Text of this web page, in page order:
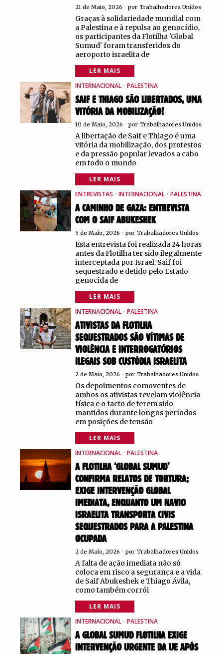
21 de Maio, 2026 por Trabalhadores Unidos
Graças à solidariedade mundial com
a Palestina e à repulsa ao genocídio,
os participantes da Flotilha 'Global
Sumud' foram transferidos do
aeroporto israelita de
LER MAIS
INTERNACIONAL · PALESTINA
SAIF E THIAGO SÃO LIBERTADOS, UMA
VITÓRIA DA MOBILIZAÇÃO!
10 de Maio, 2026 por Trabalhadores Unidos
A libertação de Saif e Thiago é uma
vitória da mobilização, dos protestos
e da pressão popular levados a cabo
em todo o mundo
LER MAIS
ENTREVISTAS · INTERNACIONAL · PALESTINA
A CAMINHO DE GAZA: ENTREVISTA
COM O SAIF ABUKESHEK
5 de Maio, 2026 por Trabalhadores Unidos
Esta entrevista foi realizada 24 horas
antes da Flotilha ter sido ilegalmente
interceptada por Israel. Saif foi
sequestrado e detido pelo Estado
genocida de
LER MAIS
INTERNACIONAL · PALESTINA
ATIVISTAS DA FLOTILHA
SEQUESTRADOS SÃO VÍTIMAS DE
VIOLÊNCIA E INTERROGATÓRIOS
ILEGAIS SOB CUSTÓDIA ISRAELITA
2 de Maio, 2026 por Trabalhadores Unidos
Os depoimentos comoventes de
ambos os ativistas revelam violência
física e o facto de terem sido
mantidos durante longos períodos
em posições de tensão
LER MAIS
INTERNACIONAL · PALESTINA
A FLOTILHA ‘GLOBAL SUMUD’
CONFIRMA RELATOS DE TORTURA;
EXIGE INTERVENÇÃO GLOBAL
IMEDIATA, ENQUANTO UM NAVIO
ISRAELITA TRANSPORTA CIVIS
SEQUESTRADOS PARA A PALESTINA
OCUPADA
2 de Maio, 2026 por Trabalhadores Unidos
A falta de ação imediata não só
coloca em risco a segurança e a vida
de Saif Abukeshek e Thiago Ávila,
como também corrói
LER MAIS
INTERNACIONAL · PALESTINA
A GLOBAL SUMUD FLOTILHA EXIGE
INTERVENÇÃO URGENTE DA UE APÓS